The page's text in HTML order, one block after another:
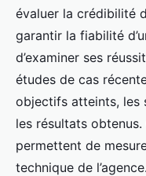
évaluer la crédibilité
garantir la fiabilité
d’examiner ses
études de cas
objectifs atteints, les
les résultats
permettent de
technique de l’agence.